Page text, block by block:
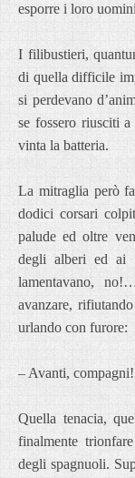
esporre i loro
I filibustieri,
di quella difficile
si perdevano
se fossero riusciti
vinta la batteria.
La mitraglia però
dodici corsari
palude ed oltre
degli alberi ed ai
lamentavano,
avanzare,
urlando con furore:
– Avanti,
Quella tenacia,
finalmente
degli spagnuoli.